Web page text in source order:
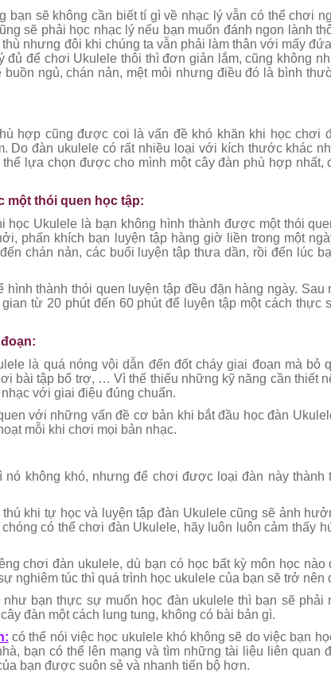
sẽ không cần biết tí gì về nhạc lý vẫn có thể chơi
sẽ phải học nhạc lý nếu bạn muốn đánh ngon lành
nhưng đôi khi chúng ta vẫn phải làm thân với mấy
đủ để chơi Ukulele thôi thì đơn giản lắm, cũng không
ngủ, chán nản, mệt mỏi nhưng điều đó là bình
hợp cũng được coi là vấn đề khó khăn khi học chơi
Do đàn ukulele có rất nhiều loại với kích thước khác
lựa chọn được cho mình một cây đàn phù hợp nhất,
một thói quen học tập:
học Ukulele là bạn không hình thành được một thói
phấn khích bạn luyện tập hàng giờ liền trong một
chán nản, các buổi luyện tập thưa dần, rồi đến lúc
hình thành thói quen luyện tập đều đặn hàng ngày.
từ 20 phút đến 60 phút để luyện tập một cách thực
là quá nóng vội dẫn đến đốt cháy giai đoạn mà bỏ
bài tập bổ trợ, … Vì thế thiếu những kỹ năng cần thiết
với giai điệu đúng chuẩn.
với những vấn đề cơ bản khi bắt đầu học đàn
mỗi khi chơi mọi bản nhạc.
không khó, nhưng để chơi được loại đàn này thành
khi tự học và luyện tập đàn Ukulele cũng sẽ ảnh
có thể chơi đàn Ukulele, hãy luôn luôn cảm thấy
chơi đàn ukulele, dù bạn có học bất kỳ môn học
nghiêm túc thì quá trình học ukulele của bạn sẽ trở nên
như bạn thực sự muốn học đàn ukulele thì bạn sẽ
đàn một cách lung tung, không có bài bản gì.
có thể nói việc học ukulele khó không sẽ do việc bạn
bạn có thể lên mạng và tìm những tài liệu liên quan
bạn được suôn sẻ và nhanh tiến bộ hơn.